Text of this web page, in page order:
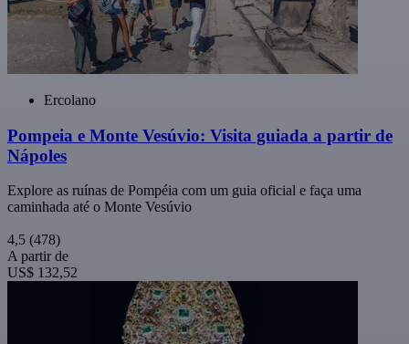
Ercolano
Pompeia e Monte Vesúvio: Visita guiada a partir de
Nápoles
Explore as ruínas de Pompéia com um guia oficial e faça uma
caminhada até o Monte Vesúvio
4,5 (478)
A partir de
US$ 132,52